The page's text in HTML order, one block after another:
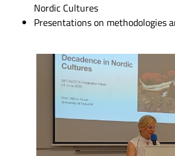
Nordic Cultures
Presentations on methodologies